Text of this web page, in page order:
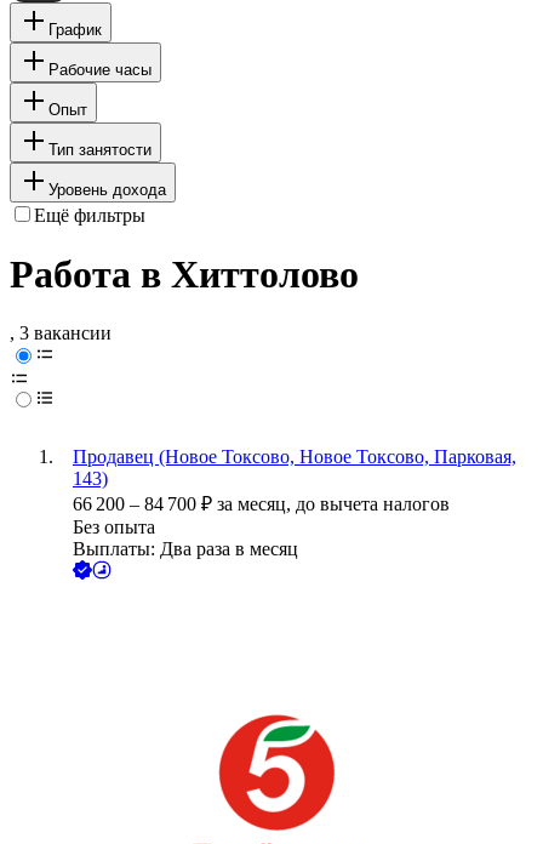
График
Рабочие часы
Опыт
Тип занятости
Уровень дохода
Ещё фильтры
Работа в Хиттолово
, 3 вакансии
Продавец (Новое Токсово, Новое Токсово, Парковая,
143)
66 200 – 84 700 ₽ за месяц, до вычета налогов
Без опыта
Выплаты: Два раза в месяц